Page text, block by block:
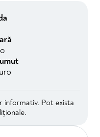
informativ. Pot exista